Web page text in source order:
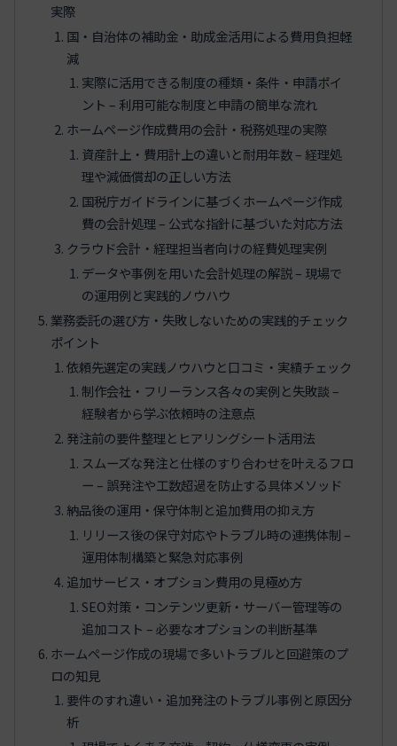
実際
国・自治体の補助金・助成金活用による費用負担軽
減
実際に活用できる制度の種類・条件・申請ポイ
ント – 利用可能な制度と申請の簡単な流れ
ホームページ作成費用の会計・税務処理の実際
資産計上・費用計上の違いと耐用年数 – 経理処
理や減価償却の正しい方法
国税庁ガイドラインに基づくホームページ作成
費の会計処理 – 公式な指針に基づいた対応方法
クラウド会計・経理担当者向けの経費処理実例
データや事例を用いた会計処理の解説 – 現場で
の運用例と実践的ノウハウ
業務委託の選び方・失敗しないための実践的チェック
ポイント
依頼先選定の実践ノウハウと口コミ・実績チェック
制作会社・フリーランス各々の実例と失敗談 –
経験者から学ぶ依頼時の注意点
発注前の要件整理とヒアリングシート活用法
スムーズな発注と仕様のすり合わせを叶えるフロ
ー – 誤発注や工数超過を防止する具体メソッド
納品後の運用・保守体制と追加費用の抑え方
リリース後の保守対応やトラブル時の連携体制 –
運用体制構築と緊急対応事例
追加サービス・オプション費用の見極め方
SEO対策・コンテンツ更新・サーバー管理等の
追加コスト – 必要なオプションの判断基準
ホームページ作成の現場で多いトラブルと回避策のプ
ロの知見
要件のすれ違い・追加発注のトラブル事例と原因分
析